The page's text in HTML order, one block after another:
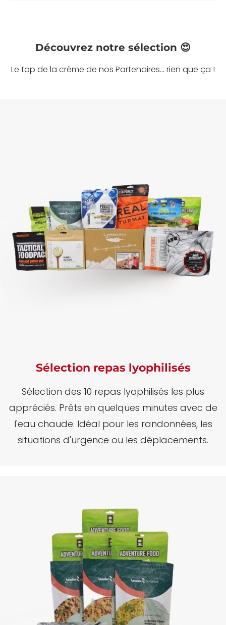
Découvrez notre sélection 😍
Le top de la crème de nos Partenaires... rien que ça !
Sélection repas lyophilisés
Sélection des 10 repas lyophilisés les plus
appréciés. Prêts en quelques minutes avec de
l'eau chaude. Idéal pour les randonnées, les
situations d'urgence ou les déplacements.